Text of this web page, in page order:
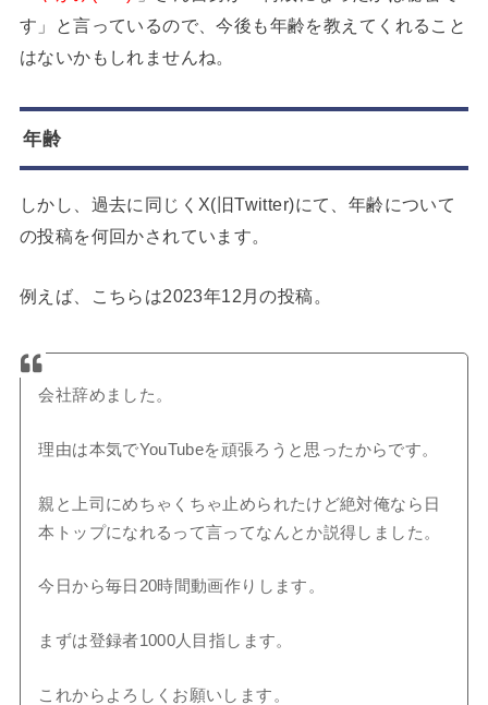
す」と言っているので、今後も年齢を教えてくれること
はないかもしれませんね。
年齢
しかし、過去に同じくX(旧Twitter)にて、年齢について
の投稿を何回かされています。
例えば、こちらは2023年12月の投稿。
会社辞めました。
理由は本気でYouTubeを頑張ろうと思ったからです。
親と上司にめちゃくちゃ止められたけど絶対俺なら日
本トップになれるって言ってなんとか説得しました。
今日から毎日20時間動画作りします。
まずは登録者1000人目指します。
これからよろしくお願いします。